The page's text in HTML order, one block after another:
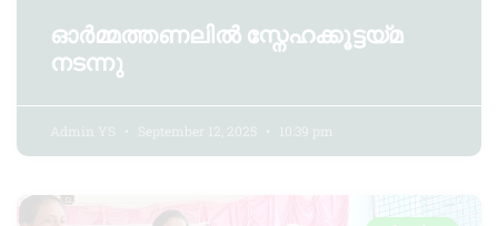
ഓർമ്മത്തണലിൽ സ്നേഹക്കൂട്ടയ്മ
നടന്നു
Admin YS September 12, 2025 10:39 pm